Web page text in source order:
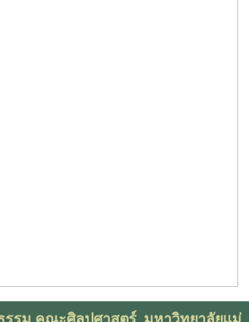
รม คณะศิลปศาสตร์ มหาวิทยาลัยเเม่